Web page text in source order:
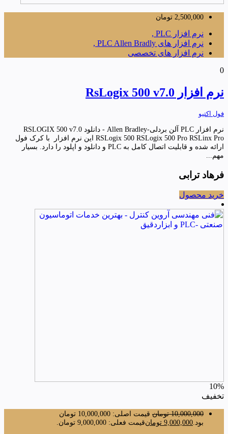
2,500,000 تومان
نرم افزار PLC ,
نرم افزار های PLC Allen Bradly ,
نرم افزار های تخصصی
0
نرم افزار RsLogix 500 v7.0
فول اکتیو
نرم افزار PLC آلن بردلی-Allen Bradley - دانلود RSLOGIX 500 v7.0
RSLogix 500 RSLogix 500 Pro RSLinx Pro این نرم افزار با کرک فول
ارائه شده و قابلیت اتصال کامل به PLC و دانلود و اپلود را دارد. بسیار
مهم...
فرهاد ترابی
خرید محصول
10%
تخفیف
10,000,000 تومان
قیمت اصلی: 10,000,000 تومان
بود.9,000,000 تومانقیمت فعلی: 9,000,000 تومان.